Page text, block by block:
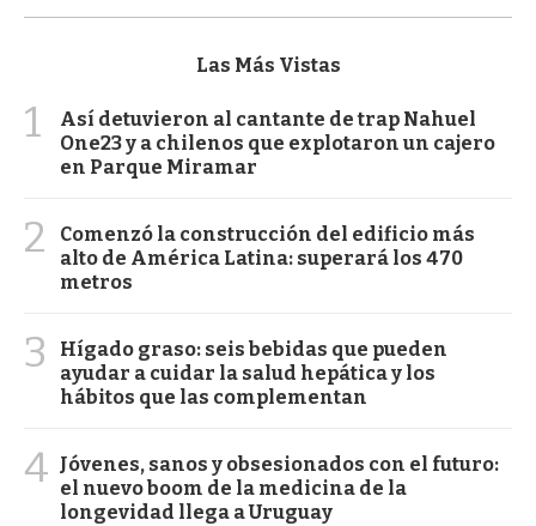
Las Más Vistas
1
Así detuvieron al cantante de trap Nahuel
One23 y a chilenos que explotaron un cajero
en Parque Miramar
2
Comenzó la construcción del edificio más
alto de América Latina: superará los 470
metros
3
Hígado graso: seis bebidas que pueden
ayudar a cuidar la salud hepática y los
hábitos que las complementan
4 Jóvenes, sanos y obsesionados con el futuro:
el nuevo boom de la medicina de la
longevidad llega a Uruguay